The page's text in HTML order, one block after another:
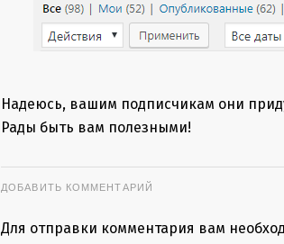
Надеюсь, вашим подписчикам они
Рады быть вам полезными!
ДОБАВИТЬ КОММЕНТАРИЙ
Для отправки комментария вам